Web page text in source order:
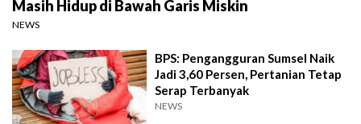
Masih Hidup di Bawah Garis Miskin
NEWS
BPS: Pengangguran Sumsel Naik
Jadi 3,60 Persen, Pertanian Tetap
Serap Terbanyak
NEWS